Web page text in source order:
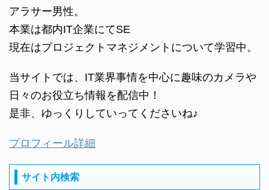
アラサー男性。
本業は都内IT企業にてSE
現在はプロジェクトマネジメントについて学習中。
当サイトでは、IT業界事情を中心に趣味のカメラや
日々のお役立ち情報を配信中！
是非、ゆっくりしていってくださいね♪
プロフィール詳細
サイト内検索